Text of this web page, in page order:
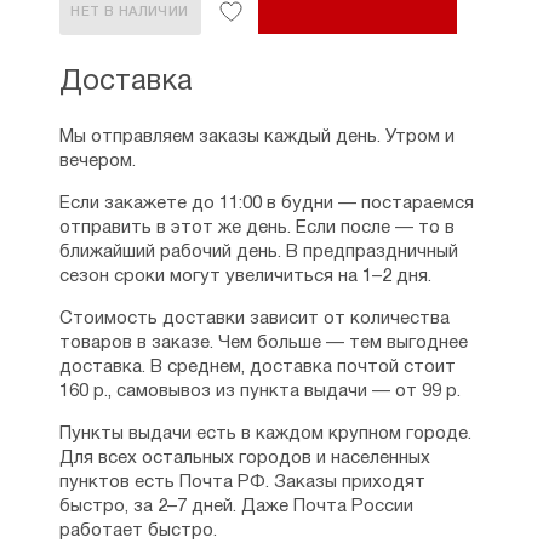
НЕТ В НАЛИЧИИ
Доставка
Мы отправляем заказы каждый день. Утром и
вечером.
Если закажете до 11:00 в будни — постараемся
отправить в этот же день. Если после — то в
ближайший рабочий день. В предпраздничный
сезон сроки могут увеличиться на 1–2 дня.
Стоимость доставки зависит от количества
товаров в заказе. Чем больше — тем выгоднее
доставка. В среднем, доставка почтой стоит
160 р., самовывоз из пункта выдачи — от 99 р.
Пункты выдачи есть в каждом крупном городе.
Для всех остальных городов и населенных
пунктов есть Почта РФ. Заказы приходят
быстро, за 2–7 дней. Даже Почта России
работает быстро.